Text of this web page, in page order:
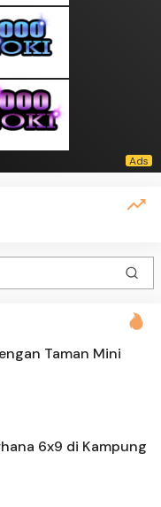
Taman Mini
6x9 di Kampung